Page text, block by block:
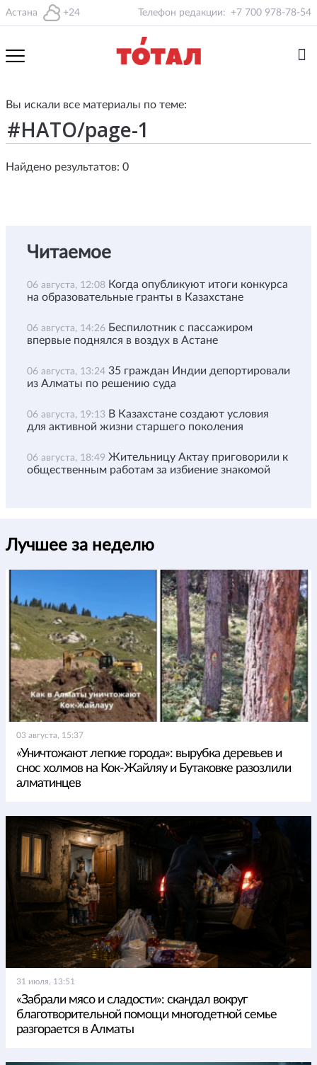
Астана +24 Телефон редакции: +7 700 978-78-54
Вы искали все материалы по теме:
Найдено результатов: 0
Читаемое
06 августа, 12:08 Когда опубликуют итоги конкурса
на образовательные гранты в Казахстане
06 августа, 14:26 Беспилотник с пассажиром
впервые поднялся в воздух в Астане
06 августа, 13:24 35 граждан Индии депортировали
из Алматы по решению суда
06 августа, 19:13 В Казахстане создают условия
для активной жизни старшего поколения
06 августа, 18:49 Жительницу Актау приговорили к
общественным работам за избиение знакомой
Лучшее за неделю
03 августа, 15:37
«Уничтожают легкие города»: вырубка деревьев и
снос холмов на Кок-Жайляу и Бутаковке разозлили
алматинцев
31 июля, 13:51
«Забрали мясо и сладости»: скандал вокруг
благотворительной помощи многодетной семье
разгорается в Алматы